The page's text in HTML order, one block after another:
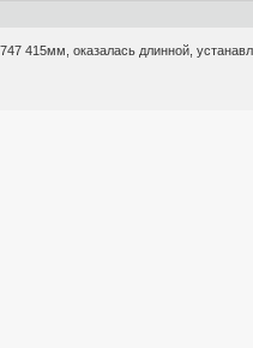
415мм, оказалась длинной,